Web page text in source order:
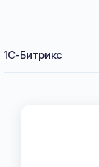
1С-Битрикс